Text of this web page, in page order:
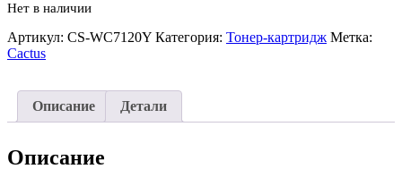
Нет в наличии
Артикул: CS-WC7120Y Категория: Тонер-картридж Метка:
Cactus
Описание Детали
Описание